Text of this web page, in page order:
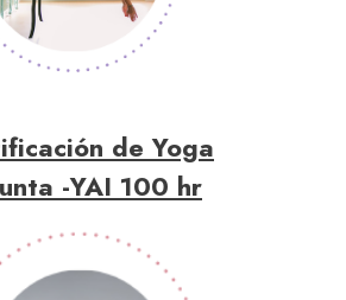
de Yoga
-YAI 100 hr